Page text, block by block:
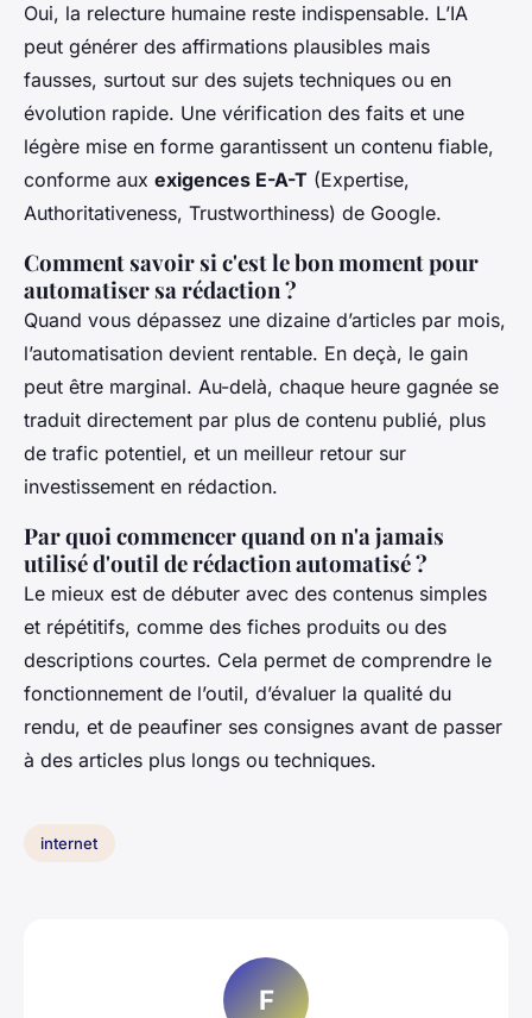
Oui, la relecture humaine reste indispensable. L’IA
peut générer des affirmations plausibles mais
fausses, surtout sur des sujets techniques ou en
évolution rapide. Une vérification des faits et une
légère mise en forme garantissent un contenu fiable,
conforme aux exigences E-A-T (Expertise,
Authoritativeness, Trustworthiness) de Google.
Comment savoir si c'est le bon moment pour
automatiser sa rédaction ?
Quand vous dépassez une dizaine d’articles par mois,
l’automatisation devient rentable. En deçà, le gain
peut être marginal. Au-delà, chaque heure gagnée se
traduit directement par plus de contenu publié, plus
de trafic potentiel, et un meilleur retour sur
investissement en rédaction.
Par quoi commencer quand on n'a jamais
utilisé d'outil de rédaction automatisé ?
Le mieux est de débuter avec des contenus simples
et répétitifs, comme des fiches produits ou des
descriptions courtes. Cela permet de comprendre le
fonctionnement de l’outil, d’évaluer la qualité du
rendu, et de peaufiner ses consignes avant de passer
à des articles plus longs ou techniques.
internet
F